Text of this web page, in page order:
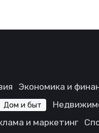
Экономика и
Дом и быт
и маркетинг